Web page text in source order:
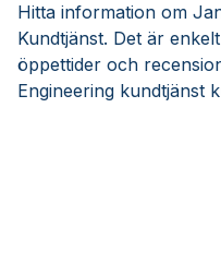
Hitta information om
Kundtjänst. Det är
öppettider och
Engineering kundtjänst